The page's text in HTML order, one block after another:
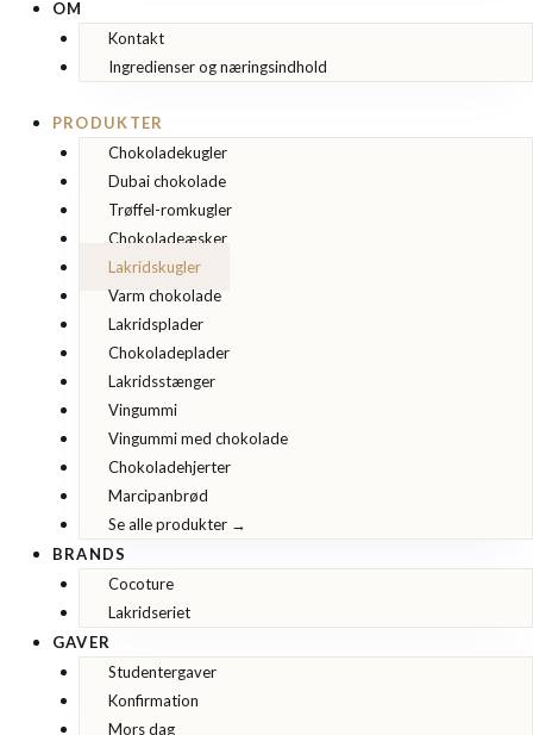
OM
Kontakt
Ingredienser og næringsindhold
PRODUKTER
Chokoladekugler
Dubai chokolade
Trøffel-romkugler
Chokoladeæsker
Lakridskugler
Varm chokolade
Lakridsplader
Chokoladeplader
Lakridsstænger
Vingummi
Vingummi med chokolade
Chokoladehjerter
Marcipanbrød
Se alle produkter →
BRANDS
Cocoture
Lakridseriet
GAVER
Studentergaver
Konfirmation
Mors dag